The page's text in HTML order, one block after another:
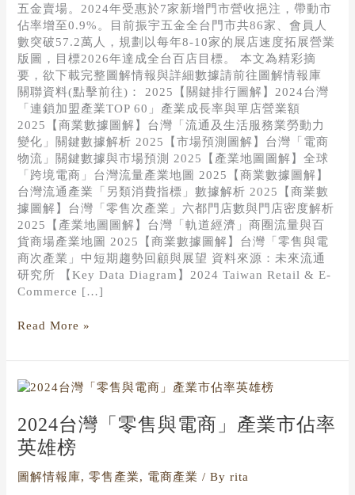
五金賣場。2024年受惠於7家新增門市營收挹注，帶動市
佔率增至0.9%。目前振宇五金全台門市共86家、會員人
數突破57.2萬人，規劃以每年8-10家的展店速度拓展營業
版圖，目標2026年達成全台百店目標。 本文為精彩摘
要，欲下載完整圖解情報與詳細數據請前往圖解情報庫
關聯資料(點擊前往)： 2025【關鍵排行圖解】2024台灣
「連鎖加盟產業TOP 60」產業成長率與單店營業額
2025【商業數據圖解】台灣「流通及生活服務業勞動力
變化」關鍵數據解析 2025【市場預測圖解】台灣「電商
物流」關鍵數據與市場預測 2025【產業地圖圖解】全球
「跨境電商」台灣流量產業地圖 2025【商業數據圖解】
台灣流通產業「另類消費指標」數據解析 2025【商業數
據圖解】台灣「零售次產業」六都門店數與門店密度解析
2025【產業地圖圖解】台灣「軌道經濟」商圈流量與百
貨商場產業地圖 2025【商業數據圖解】台灣「零售與電
商次產業」中短期趨勢回顧與展望 資料來源：未來流通
研究所 【Key Data Diagram】2024 Taiwan Retail & E-
Commerce […]
Read More »
2024台灣「零售與電商」產業市佔率
英雄榜
圖解情報庫,零售產業, 電商產業 / Byrita
2024
灣
「零
售
與
電